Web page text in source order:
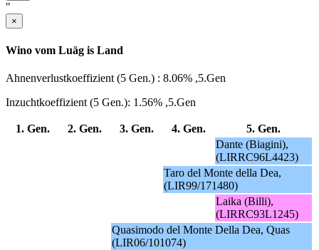
"
×
Wino vom Luäg is Land
Ahnenverlustkoeffizient (5 Gen.) : 8.06% ,5.Gen
Inzuchtkoeffizient (5 Gen.): 1.56% ,5.Gen
1. Gen. 2. Gen. 3. Gen. 4. Gen.
5. Gen.
Dante (Biagini),
(LIRRC96L4423)
Taro del Monte della Dea,
(LIR99/171480)
Laika (Billi),
(LIRRC93L1245)
Quasimodo del Monte Della Dea, Quas
(LIR06/101074)